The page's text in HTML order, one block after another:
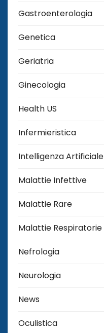
Gastroenterologia
Genetica
Geriatria
Ginecologia
Health US
Infermieristica
Intelligenza Artificiale
Malattie Infettive
Malattie Rare
Malattie Respiratorie
Nefrologia
Neurologia
News
Oculistica